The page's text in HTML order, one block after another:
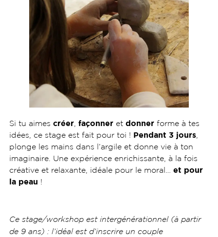
Si tu aimes créer, façonneret donnerforme à tes
idées, ce stage est fait pour toi ! Pendant 3 jours,
plonge les mains dans l’argile et donne vie à ton
imaginaire. Une expérience enrichissante, à la fois
créative et relaxante, idéale pour le moral… et pour
la peau !
Ce stage/workshop est intergénérationnel (à partir
de 9 ans) : l’idéal est d’inscrire un couple